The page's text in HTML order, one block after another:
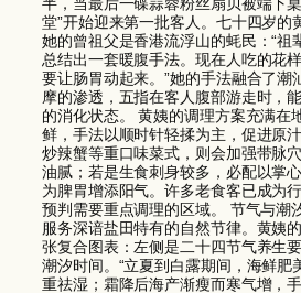
堂”开始迎来第一批客人。七十四岁的
她的曾祖父是香港流浮山的蚝民：“祖
总结出一套暖腹手法。现在人吃的
要让肠胃动起来。”她的手法融合了潮
摩的渗透，五指在客人腹部游走时，
的消化状态。 黄姨的调理方案充满在
鲜，手法以顺时针轻揉为主，促进原
炒辣蟹等重口味菜式，则会加强带脉
油腻；若是生食刺身较多，必配以掌
为脾胃增添阳气。许多老食客已成为
预判需要重点调理的区域。 节气与潮
服务深谙盐田特有的自然节律。黄姨
张复合图表：左侧是二十四节气养生
潮汐时间。“立夏到白露期间，海鲜肥
重祛湿；霜降后海产渐瘦而寒气增，